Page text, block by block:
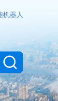
机器人